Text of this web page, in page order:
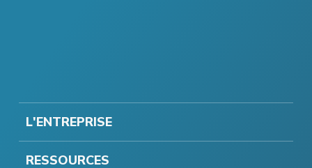
L'ENTREPRISE
RESSOURCES